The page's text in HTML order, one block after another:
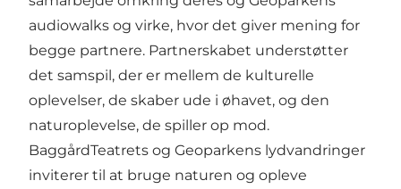
audiowalks og virke, hvor det giver mening for
begge partnere. Partnerskabet understøtter
det samspil, der er mellem de kulturelle
oplevelser, de skaber ude i øhavet, og den
naturoplevelse, de spiller op mod.
BaggårdTeatrets og Geoparkens lydvandringer
inviterer til at bruge naturen og opleve